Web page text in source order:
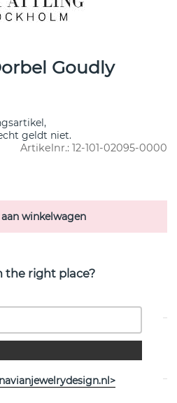
Goudly
geldt niet.
Artikelnr.: 12-101-02095-0000
winkelwagen
dagen
the right place?